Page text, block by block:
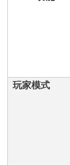
玩家模式